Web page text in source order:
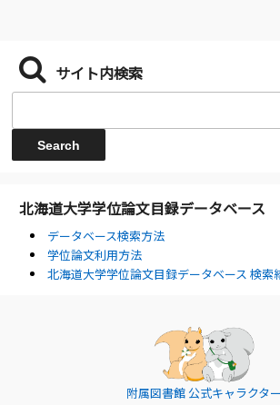
サイト内検索
北海道大学学位論文目録データベース
データベース検索方法
学位論文利用方法
北海道大学学位論文目録データベース 検索
附属図書館 公式キャラクター